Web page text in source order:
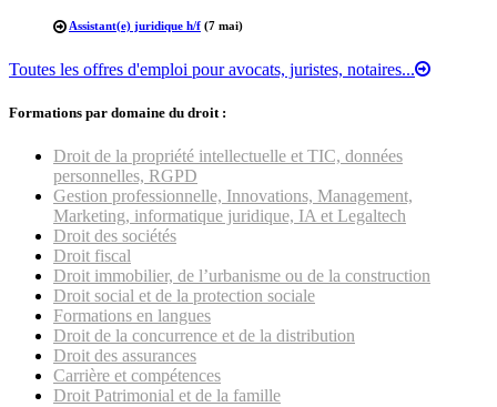
Assistant(e) juridique h/f (7 mai)
Toutes les offres d'emploi pour avocats, juristes, notaires...
Formations par domaine du droit :
Droit de la propriété intellectuelle et TIC, données
personnelles, RGPD
Gestion professionnelle, Innovations, Management,
Marketing, informatique juridique, IA et Legaltech
Droit des sociétés
Droit fiscal
Droit immobilier, de l’urbanisme ou de la construction
Droit social et de la protection sociale
Formations en langues
Droit de la concurrence et de la distribution
Droit des assurances
Carrière et compétences
Droit Patrimonial et de la famille